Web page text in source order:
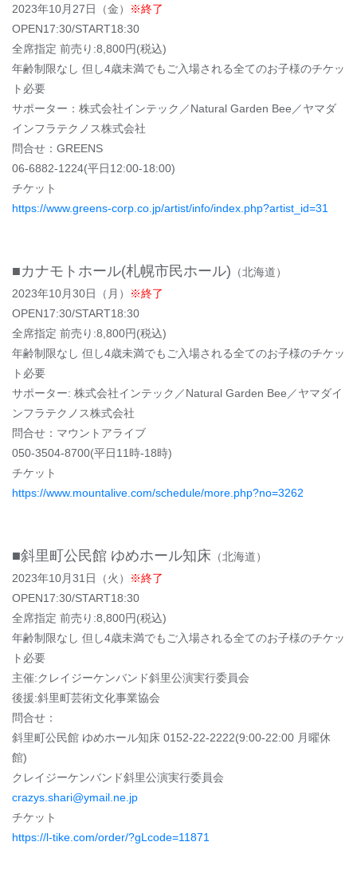
2023年10月27日（金）
※終了
OPEN17:30/START18:30
全席指定 前売り:8,800円(税込)
年齢制限なし 但し4歳未満でもご入場される全てのお子様のチケッ
ト必要
サポーター：株式会社インテック／Natural Garden Bee／ヤマダ
インフラテクノス株式会社
問合せ：GREENS
06-6882-1224(平日12:00-18:00)
チケット
https://www.greens-corp.co.jp/artist/info/index.php?artist_id=31
■カナモトホール(札幌市⺠ホール) （北海道）
2023年10月30日（月）
※終了
OPEN17:30/START18:30
全席指定 前売り:8,800円(税込)
年齢制限なし 但し4歳未満でもご入場される全てのお子様のチケッ
ト必要
サポーター: 株式会社インテック／Natural Garden Bee／ヤマダイ
ンフラテクノス株式会社
問合せ：マウントアライブ
050-3504-8700(平日11時-18時)
チケット
https://www.mountalive.com/schedule/more.php?no=3262
■斜里町公⺠館 ゆめホール知床 （北海道）
2023年10月31日（火）
※終了
OPEN17:30/START18:30
全席指定 前売り:8,800円(税込)
年齢制限なし 但し4歳未満でもご入場される全てのお子様のチケッ
ト必要
主催:クレイジーケンバンド斜里公演実行委員会
後援:斜里町芸術文化事業協会
問合せ：
斜里町公⺠館 ゆめホール知床 0152-22-2222(9:00-22:00 月曜休
館)
クレイジーケンバンド斜里公演実行委員会
crazys.shari@ymail.ne.jp
チケット
https://l-tike.com/order/?gLcode=11871